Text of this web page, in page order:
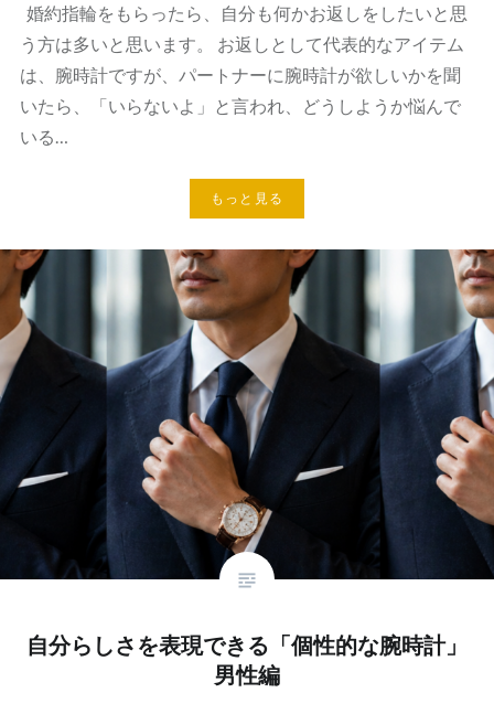
婚約指輪をもらったら、自分も何かお返しをしたいと思
う方は多いと思います。 お返しとして代表的なアイテム
は、腕時計ですが、パートナーに腕時計が欲しいかを聞
いたら、「いらないよ」と言われ、どうしようか悩んで
いる…
もっと見る
自分らしさを表現できる「個性的な腕時計」
男性編